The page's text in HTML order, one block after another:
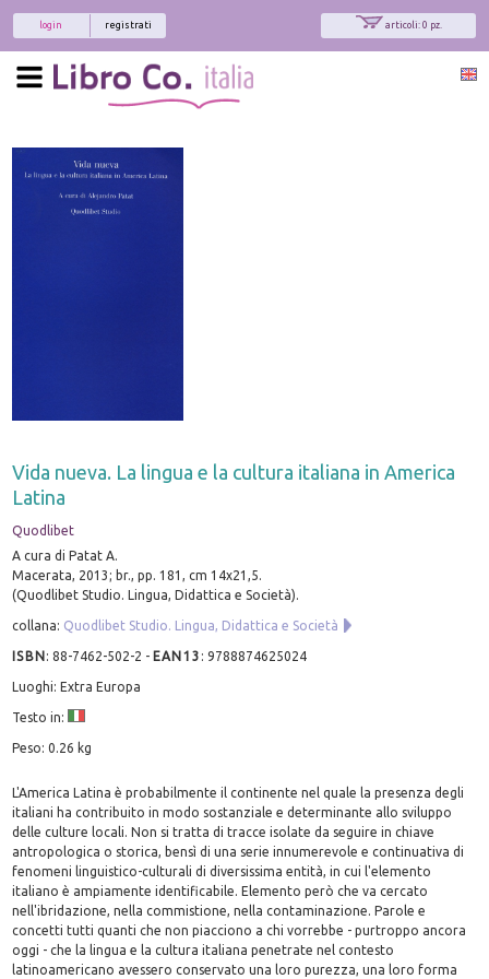
articoli: 0 pz.
registrati
login
Vida nueva. La lingua e la cultura italiana in America
Latina
Quodlibet
A cura di Patat A.
Macerata, 2013; br., pp. 181, cm 14x21,5.
(Quodlibet Studio. Lingua, Didattica e Società).
collana: Quodlibet Studio. Lingua, Didattica e Società
ISBN:88-7462-502-2 - EAN13 :9788874625024
Luoghi: Extra Europa
Testo in:
Peso: 0.26 kg
L'America Latina è probabilmente il continente nel quale la presenza degli
italiani ha contribuito in modo sostanziale e determinante allo sviluppo
delle culture locali. Non si tratta di tracce isolate da seguire in chiave
antropologica o storica, bensì di una serie innumerevole e continuativa di
fenomeni linguistico-culturali di diversissima entità, in cui l'elemento
italiano è ampiamente identificabile. Elemento però che va cercato
nell'ibridazione, nella commistione, nella contaminazione. Parole e
concetti tutti quanti che non piacciono a chi vorrebbe - purtroppo ancora
oggi - che la lingua e la cultura italiana penetrate nel contesto
latinoamericano avessero conservato una loro purezza, una loro forma